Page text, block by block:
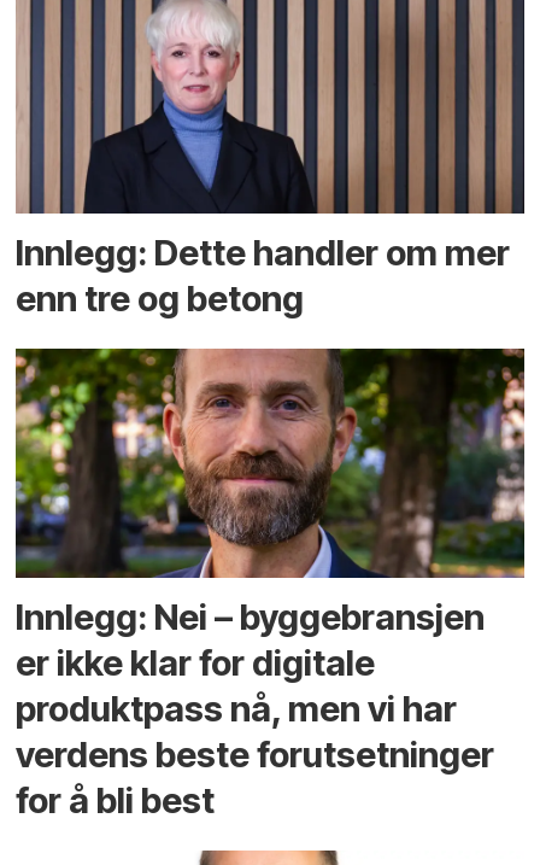
Innlegg: Dette handler om mer
enn tre og betong
Innlegg: Nei – byggebransjen
er ikke klar for digitale
produktpass nå, men vi har
verdens beste forutsetninger
for å bli best